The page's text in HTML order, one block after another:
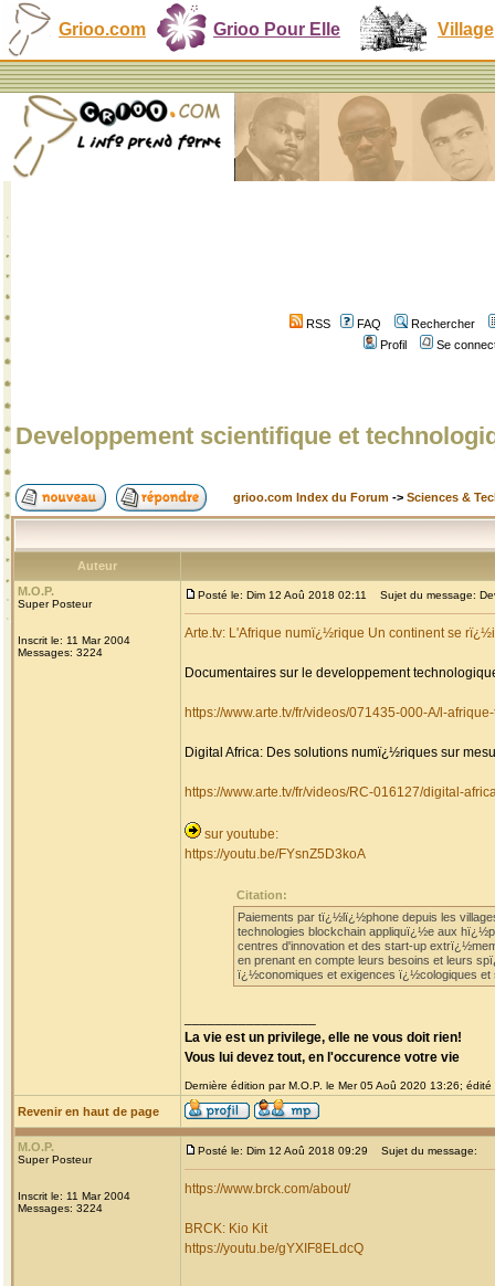
Grioo.com Grioo Pour Elle Village
RSS FAQ
Rechercher
Profil
Se
Developpement scientifique et
grioo.com Index du Forum -> Sciences &
Auteur
M.O.P.
Super Posteur
Inscrit le: 11 Mar 2004
Messages: 3224
Posté le: Dim 12 Aoû 2018 02:11 Sujet du message:
Arte.tv: L'Afrique numï¿½rique Un continent se
Documentaires sur le developpement
https://www.arte.tv/fr/videos/071435-000-A/l-
Digital Africa: Des solutions numï¿½riques sur
https://www.arte.tv/fr/videos/RC-016127/digital-
sur youtube:
https://youtu.be/FYsnZ5D3koA
Citation:
Paiements par tï¿½lï¿½phone depuis les
technologies blockchain appliquï¿½e aux
centres d'innovation et des start-up
en prenant en compte leurs besoins et leurs
ï¿½conomiques et exigences ï¿½cologiques
La vie est un privilege, elle ne vous doit rien!
Vous lui devez tout, en l'occurence votre vie
Dernière édition par M.O.P. le Mer 05 Aoû 2020 13:26; édité
Revenir en haut de page
M.O.P.
Super Posteur
Inscrit le: 11 Mar 2004
Messages: 3224
Posté le: Dim 12 Aoû 2018 09:29 Sujet du message:
https://www.brck.com/about/
BRCK: Kio Kit
https://youtu.be/gYXIF8ELdcQ